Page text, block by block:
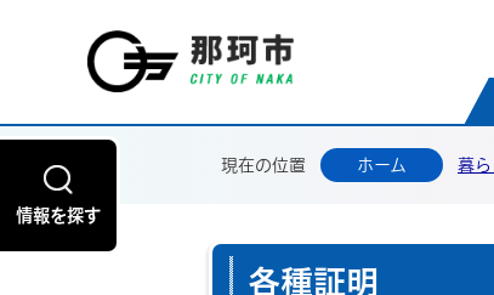
情報を探す
現在の位置 ホーム 暮ら
各種証明